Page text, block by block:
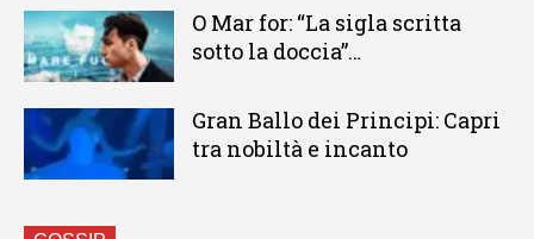
O Mar for: “La sigla scritta
sotto la doccia”…
Gran Ballo dei Principi: Capri
tra nobiltà e incanto